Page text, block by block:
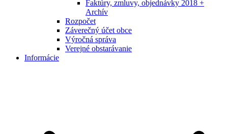
Faktúry, zmluvy, objednávky 2018 +
Archív
Rozpočet
Záverečný účet obce
Výročná správa
Verejné obstarávanie
Informácie